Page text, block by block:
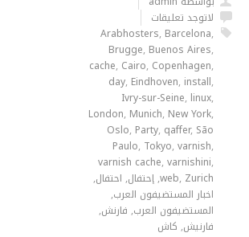
لاتوجد تعليقات
Arabhosters, Barcelona,
Brugge, Buenos Aires,
cache, Cairo, Copenhagen,
day, Eindhoven, install,
Ivry-sur-Seine, linux,
London, Munich, New York,
Oslo, Party, qaffer, São
Paulo, Tokyo, varnish,
varnish cache, varnishini,
web, Zurich
,إحتفال, احتفال,
اخبار المستضيفون العرب,
المستضيفون العرب, فارنش,
فارنيش, كاش